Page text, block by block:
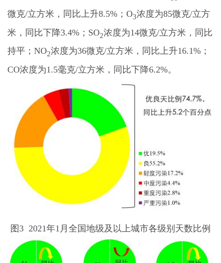
微克/立方米，同比上升8.5%；O3浓度为85微克/立方
米，同比下降3.4%；SO2浓度为14微克/立方米，同比
持平；NO2浓度为36微克/立方米，同比上升16.1%；
CO浓度为1.5毫克/立方米，同比下降6.2%。
图3 2021年1月全国地级及以上城市各级别天数比例